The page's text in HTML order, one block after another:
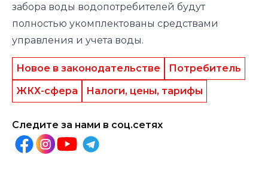
забора воды водопотребителей будут
полностью укомплектованы средствами
управления и учета воды.
Новое в законодательстве
Потребитель
ЖКХ-сфера
Налоги, цены, тарифы
Следите за нами в соц.сетях